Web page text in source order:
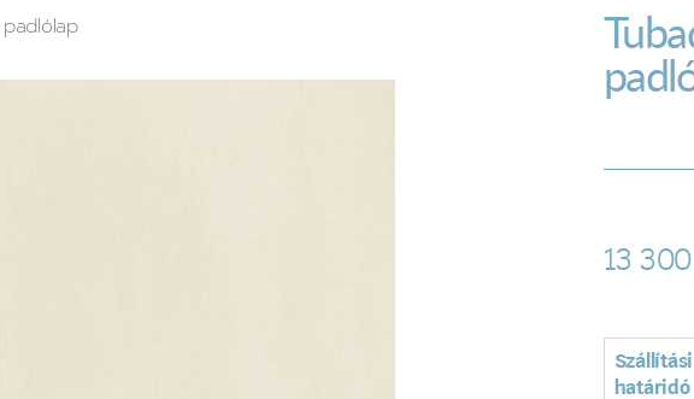
13 300
Szállítási
határidó